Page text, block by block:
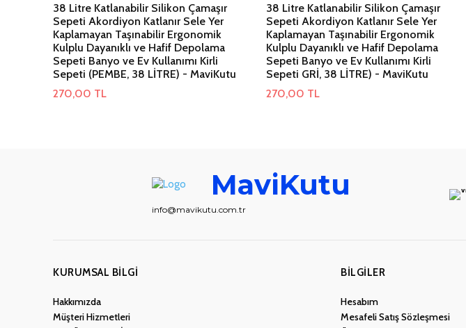
38 Litre Katlanabilir Silikon Çamaşır
Sepeti Akordiyon Katlanır Sele Yer
Kaplamayan Taşınabilir Ergonomik
Kulplu Dayanıklı ve Hafif Depolama
Sepeti Banyo ve Ev Kullanımı Kirli
Sepeti (PEMBE, 38 LİTRE) - MaviKutu
270,00 TL
38 Litre Katlanabilir Silikon Çamaşır
Sepeti Akordiyon Katlanır Sele Yer
Kaplamayan Taşınabilir Ergonomik
Kulplu Dayanıklı ve Hafif Depolama
Sepeti Banyo ve Ev Kullanımı Kirli
Sepeti GRİ, 38 LİTRE) - MaviKutu
270,00 TL
MaviKutu
info@mavikutu.com.tr
KURUMSAL BILGI
Hakkımızda
Müşteri Hizmetleri
BILGILER
Hesabım
Mesafeli Satış Sözleşmesi